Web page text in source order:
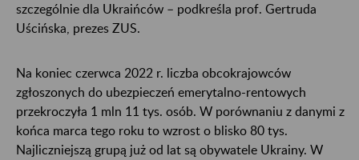
szczególnie dla Ukraińców – podkreśla prof. Gertruda
Uścińska, prezes ZUS.
Na koniec czerwca 2022 r. liczba obcokrajowców
zgłoszonych do ubezpieczeń emerytalno-rentowych
przekroczyła 1 mln 11 tys. osób. W porównaniu z danymi z
końca marca tego roku to wzrost o blisko 80 tys.
Najliczniejszą grupą już od lat są obywatele Ukrainy. W